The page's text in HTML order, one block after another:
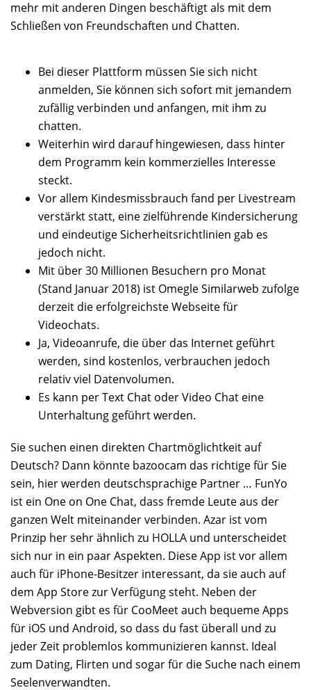
mehr mit anderen Dingen beschäftigt als mit dem
Schließen von Freundschaften und Chatten.
Bei dieser Plattform müssen Sie sich nicht
anmelden, Sie können sich sofort mit jemandem
zufällig verbinden und anfangen, mit ihm zu
chatten.
Weiterhin wird darauf hingewiesen, dass hinter
dem Programm kein kommerzielles Interesse
steckt.
Vor allem Kindesmissbrauch fand per Livestream
verstärkt statt, eine zielführende Kindersicherung
und eindeutige Sicherheitsrichtlinien gab es
jedoch nicht.
Mit über 30 Millionen Besuchern pro Monat
(Stand Januar 2018) ist Omegle Similarweb zufolge
derzeit die erfolgreichste Webseite für
Videochats.
Ja, Videoanrufe, die über das Internet geführt
werden, sind kostenlos, verbrauchen jedoch
relativ viel Datenvolumen.
Es kann per Text Chat oder Video Chat eine
Unterhaltung geführt werden.
Sie suchen einen direkten Chartmöglichtkeit auf
Deutsch? Dann könnte bazoocam das richtige für Sie
sein, hier werden deutschsprachige Partner … FunYo
ist ein One on One Chat, dass fremde Leute aus der
ganzen Welt miteinander verbinden. Azar ist vom
Prinzip her sehr ähnlich zu HOLLA und unterscheidet
sich nur in ein paar Aspekten. Diese App ist vor allem
auch für iPhone-Besitzer interessant, da sie auch auf
dem App Store zur Verfügung steht. Neben der
Webversion gibt es für CooMeet auch bequeme Apps
für iOS und Android, so dass du fast überall und zu
jeder Zeit problemlos kommunizieren kannst. Ideal
zum Dating, Flirten und sogar für die Suche nach einem
Seelenverwandten.